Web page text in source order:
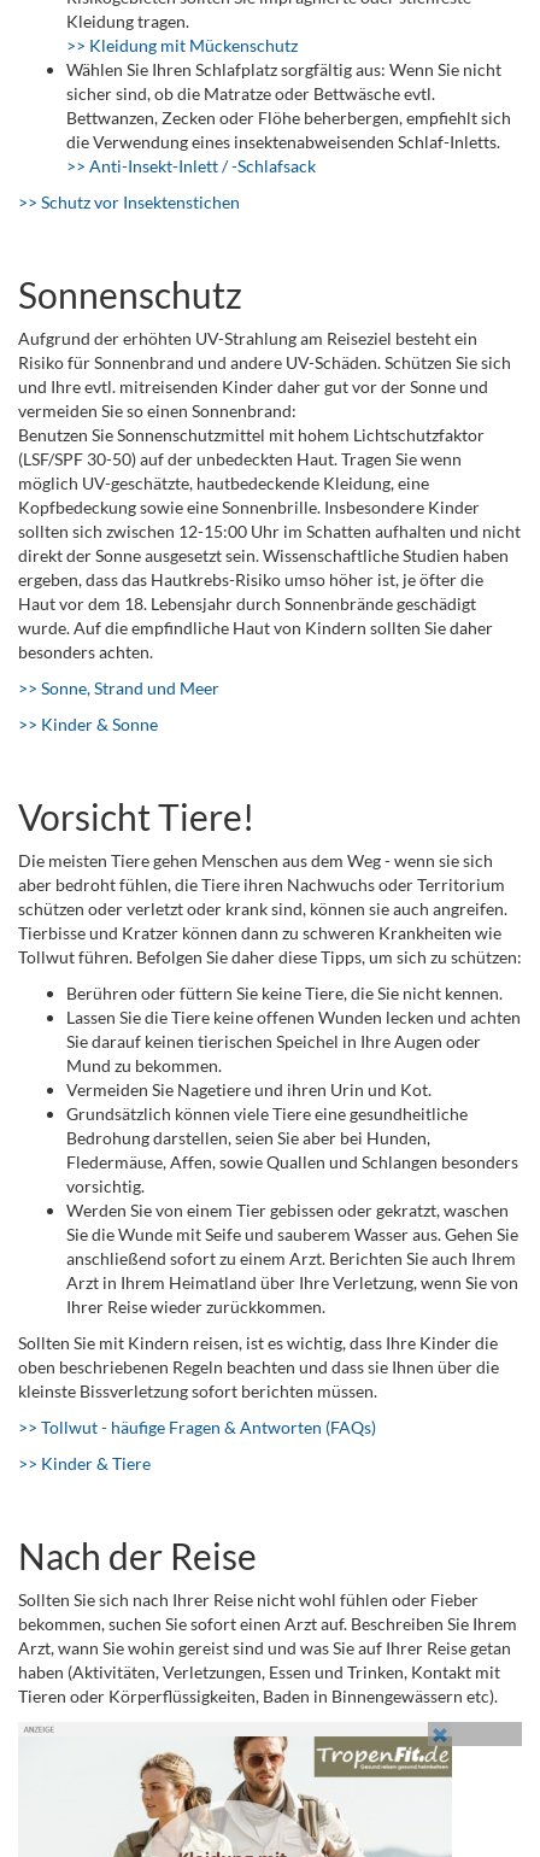
Kleidung tragen.
>> Kleidung mit Mückenschutz
Wählen Sie Ihren Schlafplatz sorgfältig aus: Wenn Sie nicht
sicher sind, ob die Matratze oder Bettwäsche evtl.
Bettwanzen, Zecken oder Flöhe beherbergen, empfiehlt sich
die Verwendung eines insektenabweisenden Schlaf-Inletts.
>> Anti-Insekt-Inlett / -Schlafsack
>> Schutz vor Insektenstichen
Sonnenschutz
Aufgrund der erhöhten UV-Strahlung am Reiseziel besteht ein
Risiko für Sonnenbrand und andere UV-Schäden. Schützen Sie sich
und Ihre evtl. mitreisenden Kinder daher gut vor der Sonne und
vermeiden Sie so einen Sonnenbrand:
Benutzen Sie Sonnenschutzmittel mit hohem Lichtschutzfaktor
(LSF/SPF 30-50) auf der unbedeckten Haut. Tragen Sie wenn
möglich UV-geschätzte, hautbedeckende Kleidung, eine
Kopfbedeckung sowie eine Sonnenbrille. Insbesondere Kinder
sollten sich zwischen 12-15:00 Uhr im Schatten aufhalten und nicht
direkt der Sonne ausgesetzt sein. Wissenschaftliche Studien haben
ergeben, dass das Hautkrebs-Risiko umso höher ist, je öfter die
Haut vor dem 18. Lebensjahr durch Sonnenbrände geschädigt
wurde. Auf die empfindliche Haut von Kindern sollten Sie daher
besonders achten.
>> Sonne, Strand und Meer
>> Kinder & Sonne
Vorsicht Tiere!
Die meisten Tiere gehen Menschen aus dem Weg - wenn sie sich
aber bedroht fühlen, die Tiere ihren Nachwuchs oder Territorium
schützen oder verletzt oder krank sind, können sie auch angreifen.
Tierbisse und Kratzer können dann zu schweren Krankheiten wie
Tollwut führen. Befolgen Sie daher diese Tipps, um sich zu schützen:
Berühren oder füttern Sie keine Tiere, die Sie nicht kennen.
Lassen Sie die Tiere keine offenen Wunden lecken und achten
Sie darauf keinen tierischen Speichel in Ihre Augen oder
Mund zu bekommen.
Vermeiden Sie Nagetiere und ihren Urin und Kot.
Grundsätzlich können viele Tiere eine gesundheitliche
Bedrohung darstellen, seien Sie aber bei Hunden,
Fledermäuse, Affen, sowie Quallen und Schlangen besonders
vorsichtig.
Werden Sie von einem Tier gebissen oder gekratzt, waschen
Sie die Wunde mit Seife und sauberem Wasser aus. Gehen Sie
anschließend sofort zu einem Arzt. Berichten Sie auch Ihrem
Arzt in Ihrem Heimatland über Ihre Verletzung, wenn Sie von
Ihrer Reise wieder zurückkommen.
Sollten Sie mit Kindern reisen, ist es wichtig, dass Ihre Kinder die
oben beschriebenen Regeln beachten und dass sie Ihnen über die
kleinste Bissverletzung sofort berichten müssen.
>> Tollwut - häufige Fragen & Antworten (FAQs)
>> Kinder & Tiere
Nach der Reise
Sollten Sie sich nach Ihrer Reise nicht wohl fühlen oder Fieber
bekommen, suchen Sie sofort einen Arzt auf. Beschreiben Sie Ihrem
Arzt, wann Sie wohin gereist sind und was Sie auf Ihrer Reise getan
haben (Aktivitäten, Verletzungen, Essen und Trinken, Kontakt mit
Tieren oder Körperflüssigkeiten, Baden in Binnengewässern etc).